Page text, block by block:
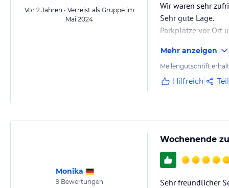
Vor 2 Jahren • Verreist als Gruppe im
Mai 2024
Wir waren sehr
Sehr gute Lage.
Parkplätze vor Ort
Mehr anzeigen
Meilengutschrift
Hilfreich
Monika
9Bewertungen
Wochenende
Sehr freundlicher